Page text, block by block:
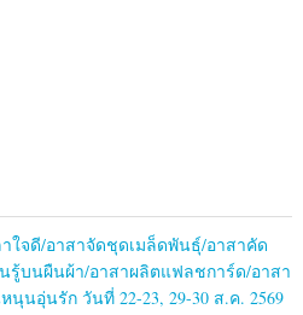
ใจดี/อาสาจัดชุดเมล็ดพันธุ์/อาสาคัด
รู้บนผืนผ้า/อาสาผลิตแฟลชการ์ด/อาสา
นุนอุ่นรัก วันที่ 22-23, 29-30 ส.ค. 2569